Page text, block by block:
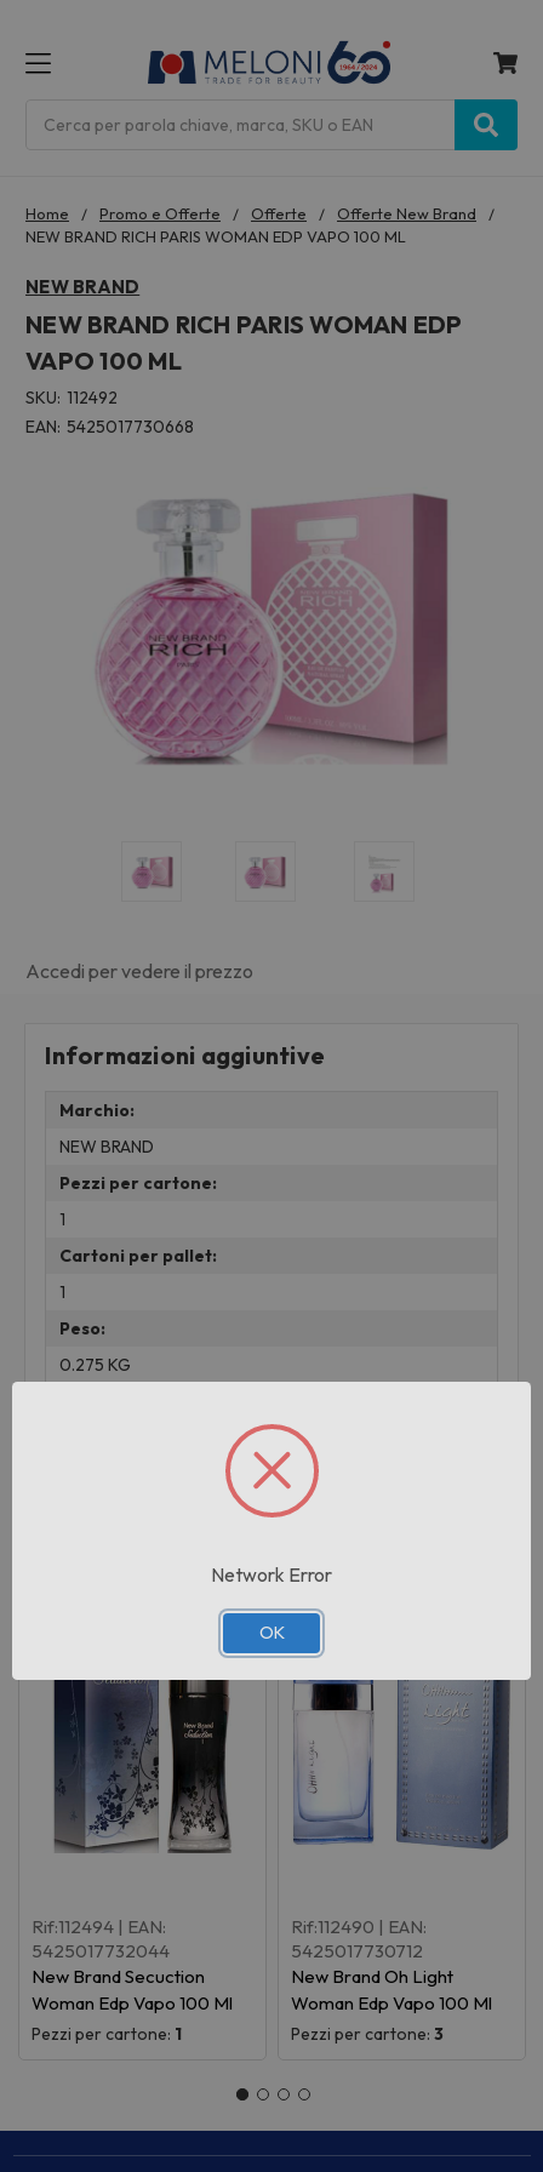
Home Promo e Offerte Offerte
Offerte New Brand
NEW BRAND RICH PARIS WOMAN EDP VAPO 100 ML
NEW BRAND
NEW BRAND RICH PARIS WOMAN EDP
VAPO 100 ML
SKU: 112492
EAN: 5425017730668
Accedi per vedere il prezzo
Informazioni aggiuntive
Marchio:
NEW BRAND
Pezzi per cartone:
1
Cartoni per pallet:
1
Peso:
0.275 KG
Rif:112494 | EAN:
5425017732044
New Brand Secuction
Woman Edp Vapo 100 Ml
Pezzi per cartone: 1
Rif:112490 | EAN:
5425017730712
New Brand Oh Light
Woman Edp Vapo 100 Ml
Pezzi per cartone:3
Network Error
OK